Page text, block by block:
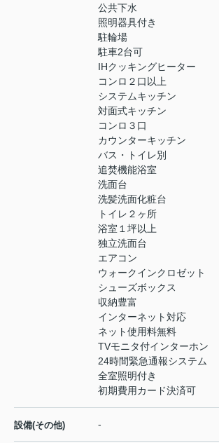
公共下水
照明器具付き
駐輪場
駐車2台可
IHクッキングヒーター
コンロ２口以上
システムキッチン
対面式キッチン
コンロ３口
カウンターキッチン
バス・トイレ別
追焚機能浴室
洗面台
洗髪洗面化粧台
トイレ２ヶ所
浴室１坪以上
独立洗面台
エアコン
ウォークインクロゼット
シューズボックス
収納豊富
インターネット対応
ネット使用料無料
TVモニタ付インターホン
24時間緊急通報システム
全室照明付き
初期費用カード決済可
設備(その他) -